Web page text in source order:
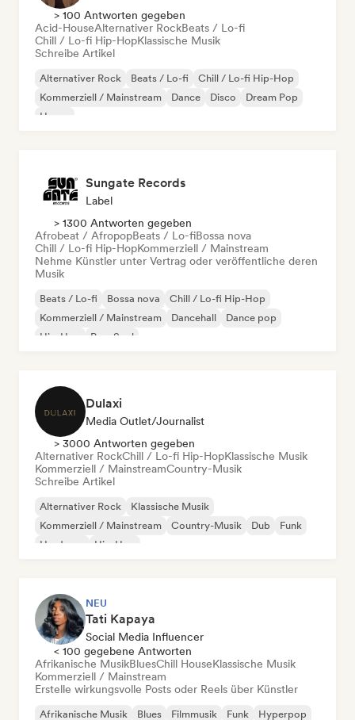
> 100 Antworten gegeben
Acid-HouseAlternativer RockBeats / Lo-fi
Chill / Lo-fi Hip-HopKlassische Musik
Schreibe Artikel
Alternativer Rock Beats / Lo-fi
Chill / Lo-fi Hip-Hop
Kommerziell / Mainstream
Dance Disco
Dream Pop
House
Sungate Records
Label
> 1300 Antworten gegeben
Afrobeat / AfropopBeats / Lo-fiBossa nova
Chill / Lo-fi Hip-HopKommerziell / Mainstream
Nehme Künstler unter Vertrag oder veröffentliche deren
Musik
Beats / Lo-fi Bossa nova
Chill / Lo-fi Hip-Hop
Kommerziell / Mainstream
Dancehall
Dance pop
Hip-Hop
Pop-Soul
Dulaxi
Media Outlet/Journalist
> 3000 Antworten gegeben
Alternativer RockChill / Lo-fi Hip-HopKlassische Musik
Kommerziell / MainstreamCountry-Musik
Schreibe Artikel
Alternativer Rock
Klassische Musik
Kommerziell / Mainstream
Country-Musik Dub
Funk
Hardcore
Hip-Hop
NEU
Tati Kapaya
Social Media Influencer
< 100 gegebene Antworten
Afrikanische MusikBluesChill HouseKlassische Musik
Kommerziell / Mainstream
Erstelle wirkungsvolle Posts oder Reels über Künstler
Afrikanische Musik Blues Filmmusik Funk Hyperpop